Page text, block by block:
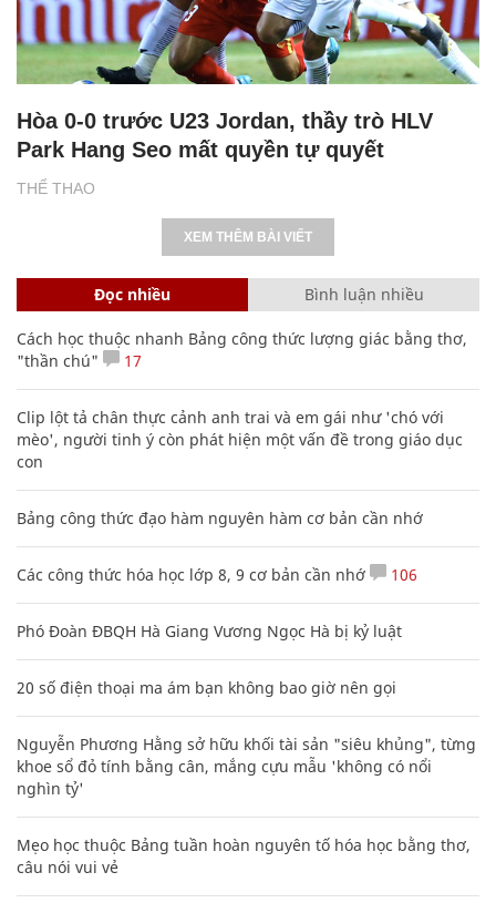
THỂ THAO
Hòa 0-0 trước U23 Jordan, thầy trò HLV
Park Hang Seo mất quyền tự quyết
XEM THÊM BÀI VIẾT
Đọc nhiều Bình luận nhiều
Cách học thuộc nhanh Bảng công thức lượng giác bằng thơ,
"thần chú"
17
Clip lột tả chân thực cảnh anh trai và em gái như 'chó với
mèo', người tinh ý còn phát hiện một vấn đề trong giáo dục
con
Bảng công thức đạo hàm nguyên hàm cơ bản cần nhớ
Các công thức hóa học lớp 8, 9 cơ bản cần nhớ 106
Phó Đoàn ĐBQH Hà Giang Vương Ngọc Hà bị kỷ luật
20 số điện thoại ma ám bạn không bao giờ nên gọi
Nguyễn Phương Hằng sở hữu khối tài sản "siêu khủng", từng
khoe sổ đỏ tính bằng cân, mắng cựu mẫu 'không có nổi
nghìn tỷ'
Mẹo học thuộc Bảng tuần hoàn nguyên tố hóa học bằng thơ,
câu nói vui vẻ